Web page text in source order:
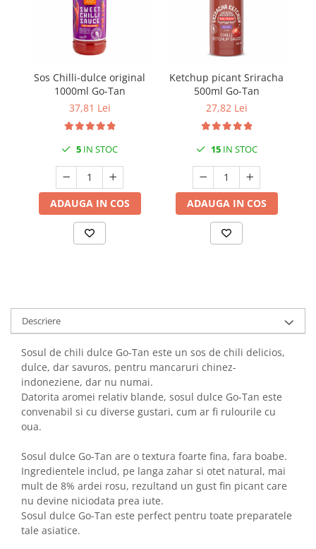
Sos Chilli-dulce original
1000ml Go-Tan
37,81 Lei
5 IN STOC
ADAUGA IN COS
Ketchup picant Sriracha
500ml Go-Tan
27,82 Lei
15IN STOC
ADAUGA IN COS
Descriere
Sosul de chili dulce Go-Tan este un sos de chili delicios,
dulce, dar savuros, pentru mancaruri chinez-
indoneziene, dar nu numai.
Datorita aromei relativ blande, sosul dulce Go-Tan este
convenabil si cu diverse gustari, cum ar fi rulourile cu
oua.
Sosul dulce Go-Tan are o textura foarte fina, fara boabe.
Ingredientele includ, pe langa zahar si otet natural, mai
mult de 8% ardei rosu, rezultand un gust fin picant care
nu devine niciodata prea iute.
Sosul dulce Go-Tan este perfect pentru toate preparatele
tale asiatice.